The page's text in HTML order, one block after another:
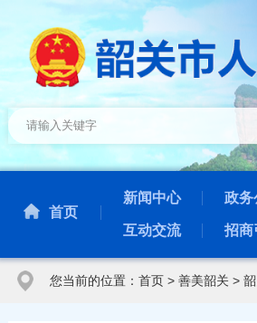
首页
新闻中心 政务
互动交流 招商
您当前的位置： 首页> 善美韶关>